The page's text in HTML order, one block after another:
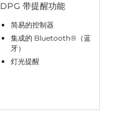
DPG 带提醒功能
简易的控制器
集成的 Bluetooth®（蓝
牙）
灯光提醒